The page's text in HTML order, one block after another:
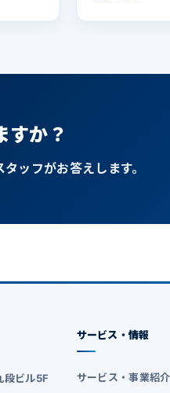
すか？
ッフがお答えします。
ビル5F
サービス・情報
サービス・事業紹介